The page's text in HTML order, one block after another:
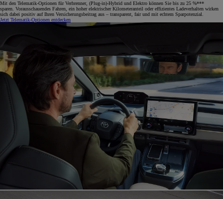
Mit den Telematik-Optionen für Verbrenner, (Plug-in)-Hybrid und Elektro können Sie bis zu 25 %***
sparen. Vorausschauendes Fahren, ein hoher elektrischer Kilometeranteil oder effizientes Ladeverhalten wirken
sich dabei positiv auf Ihren Versicherungsbeitrag aus – transparent, fair und mit echtem Sparpotenzial.
Jetzt Telematik-Optionen entdecken